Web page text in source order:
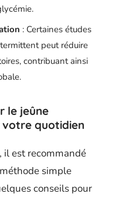
: Certaines études
peut réduire
contribuant ainsi
le jeûne
quotidien
il est recommandé
simple
conseils pour